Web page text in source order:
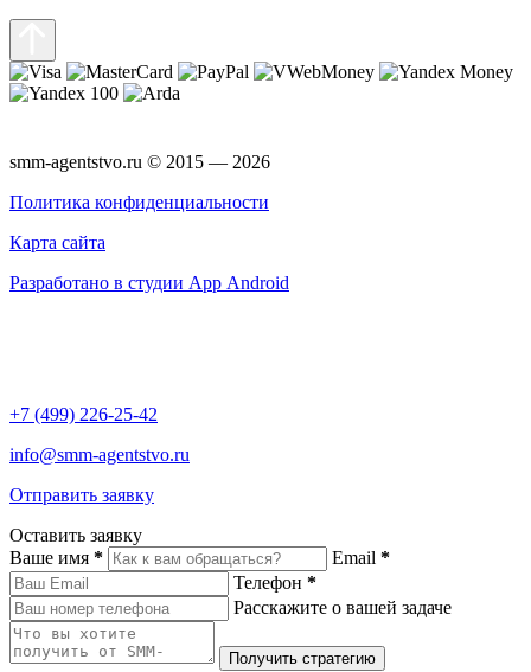
smm-agentstvo.ru © 2015 — 2026
Политика конфиденциальности
Карта сайта
Разработано в студии App Android
+7 (499) 226-25-42
info@smm-agentstvo.ru
Отправить заявку
Оставить заявку
Ваше имя * Email *
Телефон *
Расскажите о вашей задаче